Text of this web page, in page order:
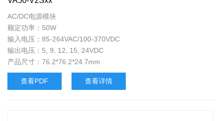
AC/DC电源模块
额定功率：50W
输入电压：85-264VAC/100-370VDC
输出电压：5, 9, 12, 15, 24VDC
产品尺寸：76.2*76.2*24.7mm
查看PDF 查看详情